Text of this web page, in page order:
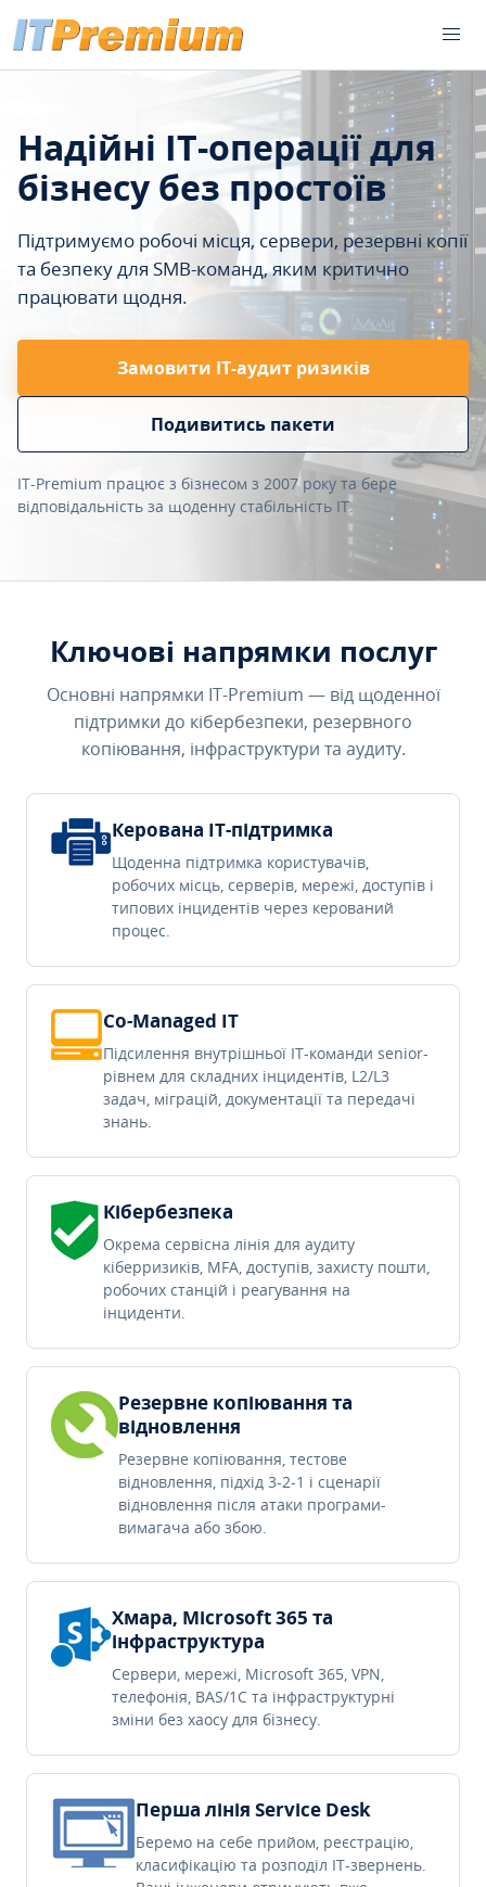
Надійні IT-операції для
бізнесу без простоїв
Підтримуємо робочі місця, сервери, резервні копії
та безпеку для SMB-команд, яким критично
працювати щодня.
Замовити ІТ-аудит ризиків
Подивитись пакети
IT-Premium працює з бізнесом з 2007 року та бере
відповідальність за щоденну стабільність IT.
Ключові напрямки послуг
Основні напрямки IT-Premium — від щоденної
підтримки до кібербезпеки, резервного
копіювання, інфраструктури та аудиту.
Керована IT-підтримка
Щоденна підтримка користувачів,
робочих місць, серверів, мережі, доступів і
типових інцидентів через керований
процес.
Co-Managed IT
Підсилення внутрішньої IT-команди senior-
рівнем для складних інцидентів, L2/L3
задач, міграцій, документації та передачі
знань.
Кібербезпека
Окрема сервісна лінія для аудиту
кіберризиків, MFA, доступів, захисту пошти,
робочих станцій і реагування на
інциденти.
Резервне копіювання та
відновлення
Резервне копіювання, тестове
відновлення, підхід 3-2-1 і сценарії
відновлення після атаки програми-
вимагача або збою.
Хмара, Microsoft 365 та
інфраструктура
Сервери, мережі, Microsoft 365, VPN,
телефонія, BAS/1C та інфраструктурні
зміни без хаосу для бізнесу.
Перша лінія Service Desk
Беремо на себе прийом, реєстрацію,
класифікацію та розподіл IT-звернень.